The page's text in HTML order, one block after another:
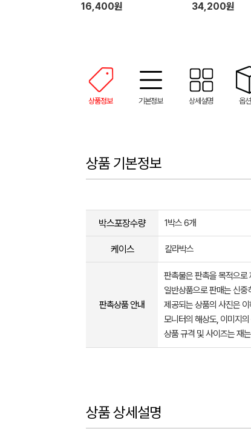
16,400원 34,200원
상품정보 기본정보 상세설명 옵
상품 기본정보
박스포장수량 1박스 6개
케이스 칼라박스
판촉상품 안내
판촉물은 판촉을 목적으로
일반상품으로 판매는 신
제공되는 상품의 사진은
모니터의 해상도, 이미지
상품 규격 및 사이즈는 재
상품 상세설명